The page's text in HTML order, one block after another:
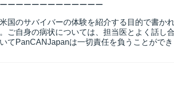
ーーーーーーーーーーーー
国のサバイバーの体験を紹介する目的で書か
ご自身の病状については、担当医とよく話し
てPanCANJapanは一切責任を負うことができ